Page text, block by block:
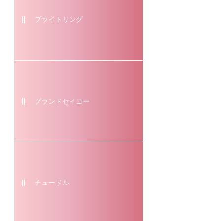
ブライトリング
グランドセイコー
チュードル